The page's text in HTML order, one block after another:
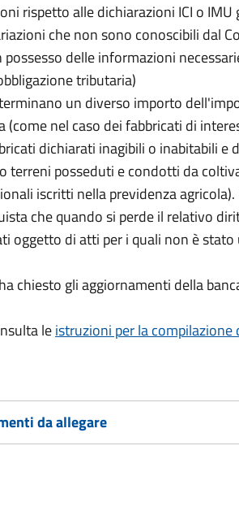
rispetto alle dichiarazioni ICI o IMU
che non sono conoscibili dal
delle informazioni
tributaria)
un diverso importo
nel caso dei fabbricati di
dichiarati inagibili o inabitabili e
terreni posseduti e condotti da
iscritti nella previdenza
che quando si perde il relativo
oggetto di atti per i quali non è
chiesto gli aggiornamenti della
leistruzioni per la compilazione
da allegare